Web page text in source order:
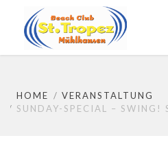
HOME
VERANSTALTUNG
SUNDAY-SPECIAL – SWING!